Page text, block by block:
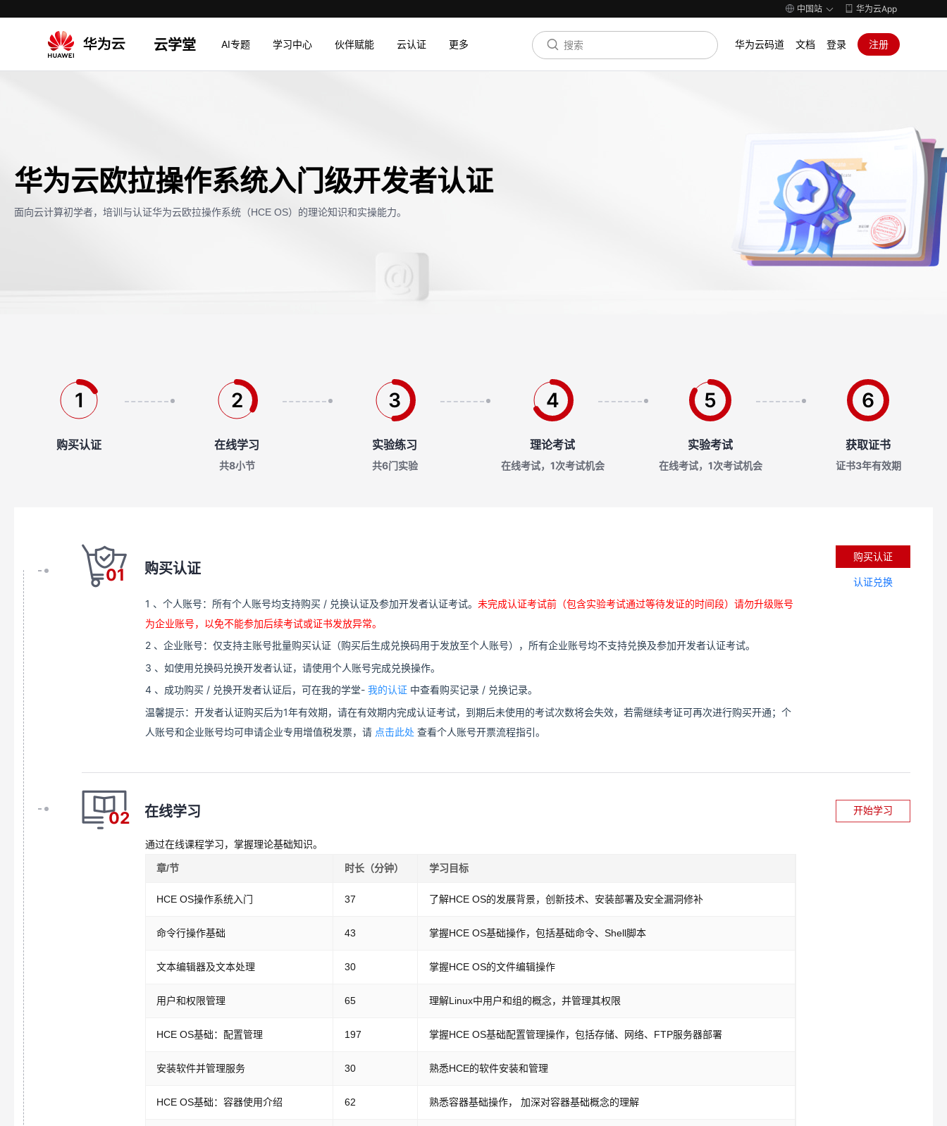
中国站 华为云App
云学堂 AI专题 学习中心 伙伴赋能 云认证 更多 华为云码道 文档 登录 注册
华为云欧拉操作系统入门级开发者认证
面向云计算初学者，培训与认证华为云欧拉操作系统（HCE OS）的理论知识和实操能力。
1
购买认证
2
在线学习
共8小节
3
实验练习
共6门实验
4
理论考试
在线考试，1次考试机会
5
实验考试
在线考试，1次考试机会
6
获取证书
证书3年有效期
01 购买认证
购买认证
认证兑换
1 、个人账号：所有个人账号均支持购买 / 兑换认证及参加开发者认证考试。 未完成认证考试前（包含实验考试通过等待发证的时间段）请勿升级账号
为企业账号，以免不能参加后续考试或证书发放异常。
2 、企业账号：仅支持主账号批量购买认证（购买后生成兑换码用于发放至个人账号），所有企业账号均不支持兑换及参加开发者认证考试。
3 、如使用兑换码兑换开发者认证，请使用个人账号完成兑换操作。
4 、成功购买 / 兑换开发者认证后，可在我的学堂- 我的认证 中查看购买记录 / 兑换记录。
温馨提示：开发者认证购买后为1年有效期，请在有效期内完成认证考试，到期后未使用的考试次数将会失效，若需继续考证可再次进行购买开通；个
人账号和企业账号均可申请企业专用增值税发票，请 点击此处 查看个人账号开票流程指引。
02 在线学习 开始学习
通过在线课程学习，掌握理论基础知识。
章/节 时长（分钟） 学习目标
HCE OS操作系统入门 37 了解HCE OS的发展背景，创新技术、安装部署及安全漏洞修补
命令行操作基础 43 掌握HCE OS基础操作，包括基础命令、Shell脚本
文本编辑器及文本处理 30 掌握HCE OS的文件编辑操作
用户和权限管理 65 理解Linux中用户和组的概念，并管理其权限
HCE OS基础：配置管理 197 掌握HCE OS基础配置管理操作，包括存储、网络、FTP服务器部署
安装软件并管理服务 30 熟悉HCE的软件安装和管理
HCE OS基础：容器使用介绍 62 熟悉容器基础操作， 加深对容器基础概念的理解